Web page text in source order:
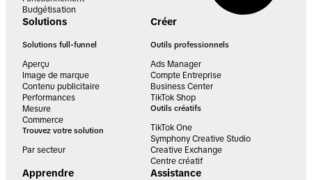
Budgétisation
Solutions
Solutions full-funnel
Aperçu
Image de marque
Contenu publicitaire
Performances
Mesure
Commerce
Trouvez votre solution
Par secteur
Créer
Outils professionnels
Ads Manager
Compte Entreprise
Business Center
TikTok Shop
Outils créatifs
TikTok One
Symphony Creative Studio
Creative Exchange
Centre créatif
Apprendre Assistance